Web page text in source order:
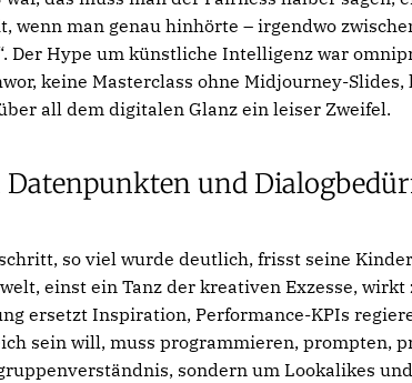
wenn man genau hinhörte – irgendwo
Der Hype um künstliche Intelligenz war
keine Masterclass ohne Midjourney-Slides,
all dem digitalen Glanz ein leiser Zweifel.
Datenpunkten und
so viel wurde deutlich, frisst seine
einst ein Tanz der kreativen Exzesse,
ersetzt Inspiration, Performance-KPIs
sein will, muss programmieren, prompten,
sondern um Lookalikes